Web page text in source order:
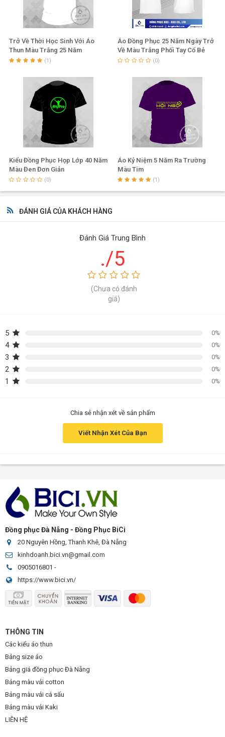
Trở Về Thời Học Sinh Với Áo
Thun Màu Trắng 25 Năm
(1)
Áo Đồng Phục 25 Năm Ngày Trở
Về Màu Trắng Phối Tay Cổ Bẻ
Chuối Lợt
(0)
Kiểu Đồng Phục Họp Lớp 40 Năm
Màu Đen Đơn Giản
(0)
Áo Kỷ Niệm 5 Năm Ra Trường
Màu Tím
(1)
ĐÁNH GIÁ CỦA KHÁCH HÀNG
Đánh Giá Trung Bình
./5
(Chưa có đánh
giá)
5 0%
4 0%
3 0%
2 0%
1 0%
Chia sẻ nhận xét về sản phẩm
Viết Nhận Xét Của Bạn
Đồng phục Đà Nẵng - Đồng Phục BiCi
20 Nguyên Hồng, Thanh Khê, Đà Nẵng
kinhdoanh.bici.vn@gmail.com
0905016801 -
https://www.bici.vn/
THÔNG TIN
Các kiểu áo thun
Bảng size áo
Bảng giá đồng phục Đà Nẵng
Bảng màu vải cotton
Bảng màu vải cá sấu
Bảng màu vải Kaki
LIÊN HỆ